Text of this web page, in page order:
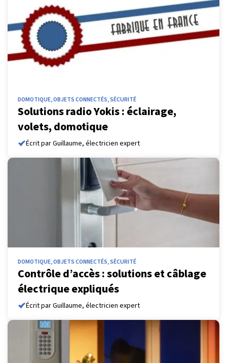
DOMOTIQUE, OBJETS CONNECTÉS, SÉCURITÉ
Solutions radio Yokis : éclairage,
volets, domotique
Écrit par Guillaume, électricien expert
DOMOTIQUE, OBJETS CONNECTÉS, SÉCURITÉ
Contrôle d’accès : solutions et câblage
électrique expliqués
Écrit par Guillaume, électricien expert